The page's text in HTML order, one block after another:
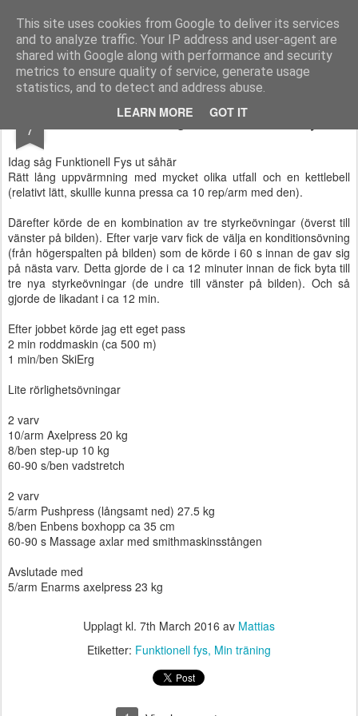
This site uses cookies from Google to deliver its services
and to analyze traffic. Your IP address and user-agent are
shared with Google along with performance and security
metrics to ensure quality of service, generate usage
statistics, and to detect and address abuse.
LEARN MORE GOT IT
Functional Fitness by Mattias - Träningsinspiration & träningsfilmer
Pages
7 Kvällens träning och Funktionell Fys
Idag såg Funktionell Fys ut såhär
Rätt lång uppvärmning med mycket olika utfall och en kettlebell
(relativt lätt, skullle kunna pressa ca 10 rep/arm med den).
Därefter körde de en kombination av tre styrkeövningar (överst till
vänster på bilden). Efter varje varv fick de välja en konditionsövning
(från högerspalten på bilden) som de körde i 60 s innan de gav sig
på nästa varv. Detta gjorde de i ca 12 minuter innan de fick byta till
tre nya styrkeövningar (de undre till vänster på bilden). Och så
gjorde de likadant i ca 12 min.
Efter jobbet körde jag ett eget pass
2 min roddmaskin (ca 500 m)
1 min/ben SkiErg
Lite rörlighetsövningar
2 varv
10/arm Axelpress 20 kg
8/ben step-up 10 kg
60-90 s/ben vadstretch
2 varv
5/arm Pushpress (långsamt ned) 27.5 kg
8/ben Enbens boxhopp ca 35 cm
60-90 s Massage axlar med smithmaskinsstången
Avslutade med
5/arm Enarms axelpress 23 kg
Upplagt kl. 7th March 2016 av Mattias
Etiketter: Funktionell fys Min träning